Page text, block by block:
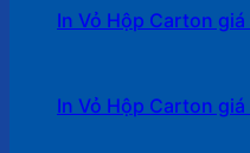
In Vỏ Hộp Carton giá
In Vỏ Hộp Carton